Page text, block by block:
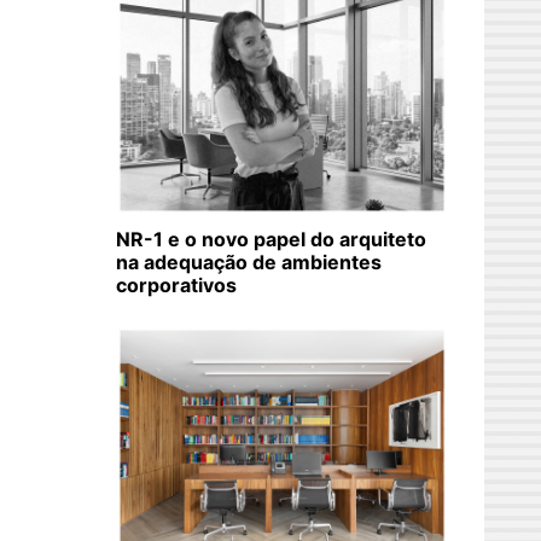
NR-1 e o novo papel do arquiteto
na adequação de ambientes
corporativos